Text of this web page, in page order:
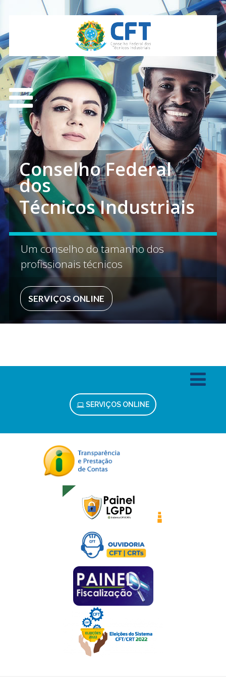
Conselho Federal
dos
Técnicos Industriais
Um conselho do tamanho dos
profissionais técnicos
SERVIÇOS ONLINE
SERVIÇOS ONLINE